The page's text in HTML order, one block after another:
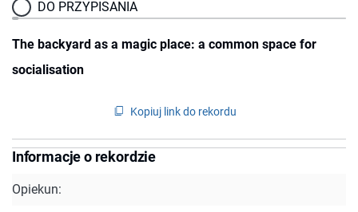
DO PRZYPISANIA
The backyard as a magic place: a common space for
socialisation
Kopiuj link do rekordu
Informacje o rekordzie
Opiekun: